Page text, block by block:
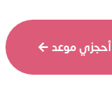
أحجزي موعد